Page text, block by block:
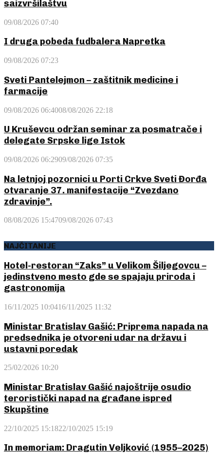
saizvršilaštvu
09/08/2026 07:40
I druga pobeda fudbalera Napretka
09/08/2026 07:23
Sveti Pantelejmon – zaštitnik medicine i
farmacije
09/08/2026 06:4008/08/2026 22:18
U Kruševcu održan seminar za posmatrače i
delegate Srpske lige Istok
09/08/2026 06:2909/08/2026 07:35
Na letnjoj pozornici u Porti Crkve Sveti Đorđa
otvaranje 37. manifestacije “Zvezdano
zdravinje”.
08/08/2026 15:4709/08/2026 07:43
NAJČITANIJE
Hotel-restoran “Zaks” u Velikom Šiljegovcu –
jedinstveno mesto gde se spajaju priroda i
gastronomija
16/11/2025 10:0416/11/2025 11:32
Ministar Bratislav Gašić: Priprema napada na
predsednika je otvoreni udar na državu i
ustavni poredak
25/02/2026 10:20
Ministar Bratislav Gašić najoštrije osudio
teroristički napad na građane ispred
Skupštine
22/10/2025 15:1822/10/2025 15:19
In memoriam: Dragutin Veljković (1955–2025)